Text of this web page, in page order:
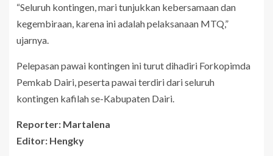
“Seluruh kontingen, mari tunjukkan kebersamaan dan
kegembiraan, karena ini adalah pelaksanaan MTQ,”
ujarnya.
Pelepasan pawai kontingen ini turut dihadiri Forkopimda
Pemkab Dairi, peserta pawai terdiri dari seluruh
kontingen kafilah se-Kabupaten Dairi.
Reporter: Martalena
Editor: Hengky